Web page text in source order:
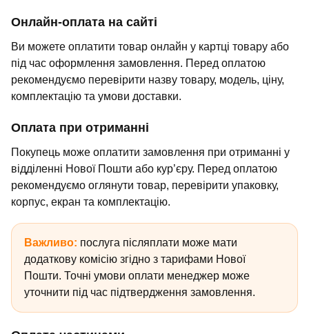
Онлайн-оплата на сайті
Ви можете оплатити товар онлайн у картці товару або
під час оформлення замовлення. Перед оплатою
рекомендуємо перевірити назву товару, модель, ціну,
комплектацію та умови доставки.
Оплата при отриманні
Покупець може оплатити замовлення при отриманні у
відділенні Нової Пошти або кур’єру. Перед оплатою
рекомендуємо оглянути товар, перевірити упаковку,
корпус, екран та комплектацію.
Важливо: послуга післяплати може мати
додаткову комісію згідно з тарифами Нової
Пошти. Точні умови оплати менеджер може
уточнити під час підтвердження замовлення.